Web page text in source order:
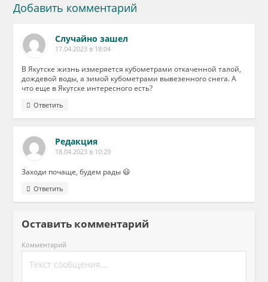
Добавить комментарий
Случайно зашел
17.04.2023 в 18:04
В Якутске жизнь измеряется кубометрами откаченной талой,
дождевой воды, а зимой кубометрами вывезенного снега. А
что еще в Якутске интересного есть?
Ответить
Редакция
18.04.2023 в 10:29
Заходи почаще, будем рады 😃
Ответить
Оставить комментарий
Комментарий